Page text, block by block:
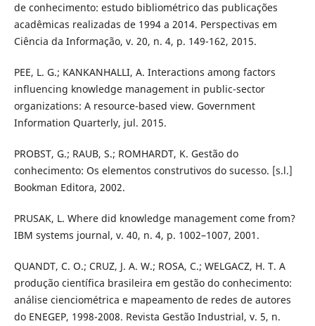
de conhecimento: estudo bibliométrico das publicações
acadêmicas realizadas de 1994 a 2014. Perspectivas em
Ciência da Informação, v. 20, n. 4, p. 149-162, 2015.
PEE, L. G.; KANKANHALLI, A. Interactions among factors
influencing knowledge management in public-sector
organizations: A resource-based view. Government
Information Quarterly, jul. 2015.
PROBST, G.; RAUB, S.; ROMHARDT, K. Gestão do
conhecimento: Os elementos construtivos do sucesso. [s.l.]
Bookman Editora, 2002.
PRUSAK, L. Where did knowledge management come from?
IBM systems journal, v. 40, n. 4, p. 1002–1007, 2001.
QUANDT, C. O.; CRUZ, J. A. W.; ROSA, C.; WELGACZ, H. T. A
produção científica brasileira em gestão do conhecimento:
análise cienciométrica e mapeamento de redes de autores
do ENEGEP, 1998-2008. Revista Gestão Industrial, v. 5, n.